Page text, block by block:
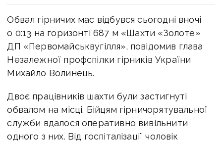
Обвал гірничих мас відбувся сьогодні вночі
о 0:13 на горизонті 687 м «Шахти «Золоте»
ДП «Первомайськвугілля», повідомив глава
Незалежної профспілки гірників України
Михайло Волинець.
Двоє працівників шахти були застигнуті
обвалом на місці. Бійцям гірничорятувальної
служби вдалося оперативно вивільнити
одного з них. Від госпіталізації чоловік